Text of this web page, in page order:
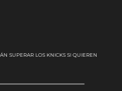
SUPERAR LOS KNICKS SI QUIEREN